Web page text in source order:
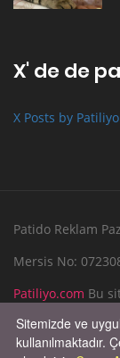
X' de de
X Posts by Patiliyo
Patido Reklam
Mersis No:
Patiliyo.com Bu
Sitemizde ve
kullanılmaktadır.